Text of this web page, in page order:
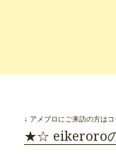
↓ アメブロにご来訪の方はコ
★☆ eikeroro